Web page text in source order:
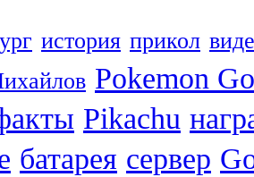
история прикол
Pokemon Go
Pikachu
батарея сервер